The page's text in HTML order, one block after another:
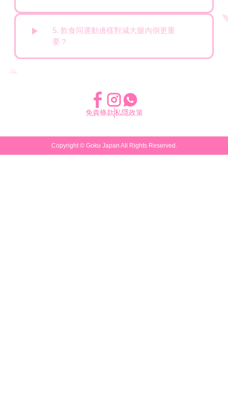
5. 飲食同運動邊樣對減大腿內側更重
要？
免責條款私隱政策
Copyright © Goku Japan All Rights Reserved.